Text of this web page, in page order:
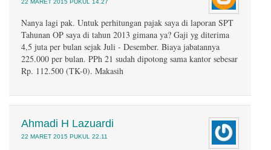
22 MARET 2015 PUKUL 14.27
Nanya lagi pak. Untuk perhitungan pajak saya di laporan SPT
Tahunan OP saya di tahun 2013 gimana ya? Gaji yg diterima
4,5 juta per bulan sejak Juli - Desember. Biaya jabatannya
225.000 per bulan. PPh 21 sudah dipotong sama kantor sebesar
Rp. 112.500 (TK-0). Makasih
Ahmadi H Lazuardi
22 MARET 2015 PUKUL 22.11